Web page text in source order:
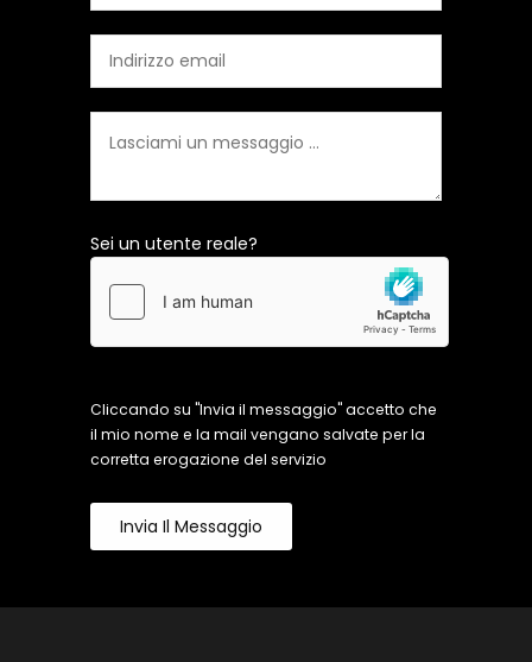
Sei un utente reale?
Cliccando su "Invia il messaggio" accetto che
il mio nome e la mail vengano salvate per la
corretta erogazione del servizio
Invia Il Messaggio